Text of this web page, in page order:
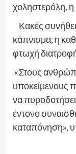
χοληστερόλη,
Κακές
κάπνισμα, η
φτωχή
«Στους
υποκείμενους
να
έντονο
καταπόνηση»,